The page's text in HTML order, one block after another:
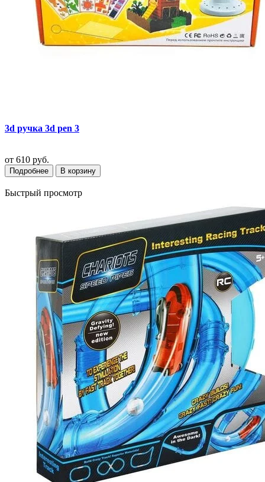
3d ручка 3d pen 3
от 610 руб.
Подробнее В корзину
Быстрый просмотр